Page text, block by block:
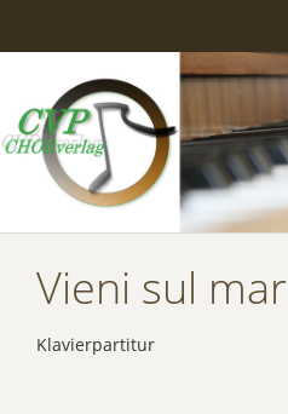
Vieni sul mar
Klavierpartitur